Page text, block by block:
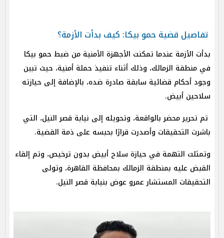
تفاصيل قضية حمو بيكا: كيف بدأت الأزمة؟
بدأت الأزمة عندما تمكنت الأجهزة الأمنية من ضبط حمو بيكا
في منطقة الزمالك، وذلك أثناء تنفيذ حملة أمنية، حيث تبين
وجود أحكام قضائية سابقة صادرة ضده، بالإضافة إلى حيازته
سلاحين أبيض.
تم تحرير محضر بالواقعة، وتحويله إلى نيابة قصر النيل، التي
باشرت التحقيقات وأصدرت قرارًا بحبسه على ذمة القضية.
وتمثلت التهمة في حيازة سلاح أبيض بدون ترخيص، وتم إلقاء
القبض عليه بمنطقة الزمالك بمحافظة القاهرة، وتولى
التحقيقات المستشار عمرو عوض بنيابة قصر النيل.